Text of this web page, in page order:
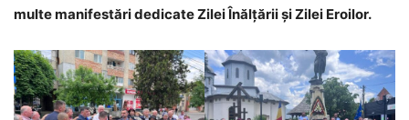
multe manifestări dedicate Zilei Înălțării și Zilei Eroilor.